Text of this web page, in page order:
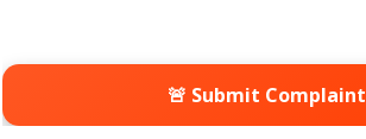
🚨 Submit Complaint